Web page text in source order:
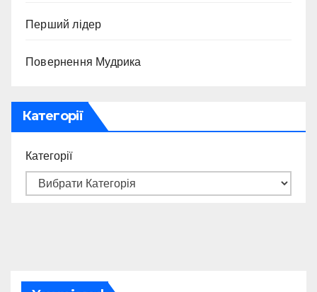
Перший лідер
Повернення Мудрика
Категорії
Категорії